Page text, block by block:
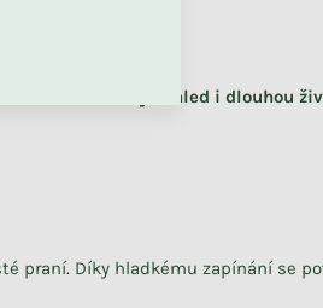
dokonalý vzhled i dlouhou
praní. Díky hladkému zapínání se